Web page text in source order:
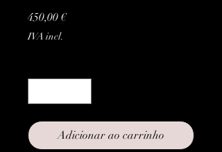
450,00 €Preço
IVA incl.
Adicionar ao carrinho